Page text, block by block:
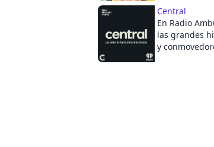
los titulares.
un podcast
Hosted on
more
Central
En Radio
las grandes
y